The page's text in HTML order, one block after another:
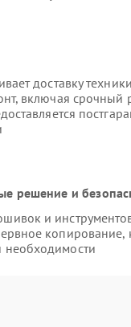
доставку
включая срочный
решение и
и
копирование,
необходимости